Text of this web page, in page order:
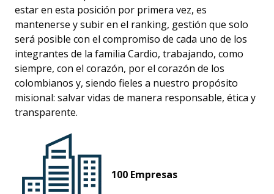
estar en esta posición por primera vez, es
mantenerse y subir en el ranking, gestión que solo
será posible con el compromiso de cada uno de los
integrantes de la familia Cardio, trabajando, como
siempre, con el corazón, por el corazón de los
colombianos y, siendo fieles a nuestro propósito
misional: salvar vidas de manera responsable, ética y
transparente.
100 Empresas